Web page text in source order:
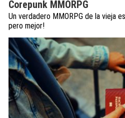
Corepunk MMORPG
Un verdadero MMORPG de la vieja
pero mejor!